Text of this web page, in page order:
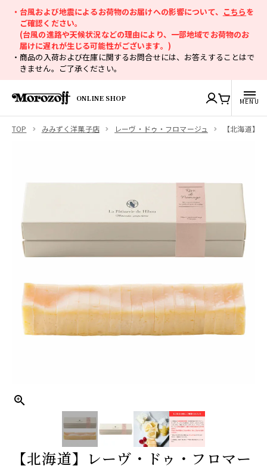
・台風および地震によるお荷物のお届けへの影響について、 こちらを
ご確認ください。
(台風の進路や天候状況などの理由により、一部地域でお荷物のお
届けに遅れが生じる可能性がございます。)
・商品の入荷および在庫に関するお問合せには、お答えすることはで
きません。ご了承ください。
ONLINE SHOP
TOP みみずく洋菓子店 レーヴ・ドゥ・フロマージュ 【北海道】
【北海道】レーヴ・ドゥ・フロマー